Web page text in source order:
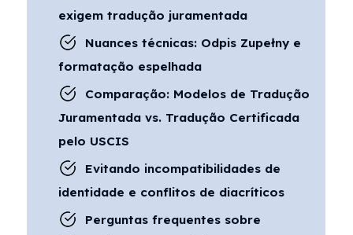
exigem tradução juramentada
Nuances técnicas: Odpis Zupełny e
formatação espelhada
Comparação: Modelos de Tradução
Juramentada vs. Tradução Certificada
pelo USCIS
Evitando incompatibilidades de
identidade e conflitos de diacríticos
Perguntas frequentes sobre